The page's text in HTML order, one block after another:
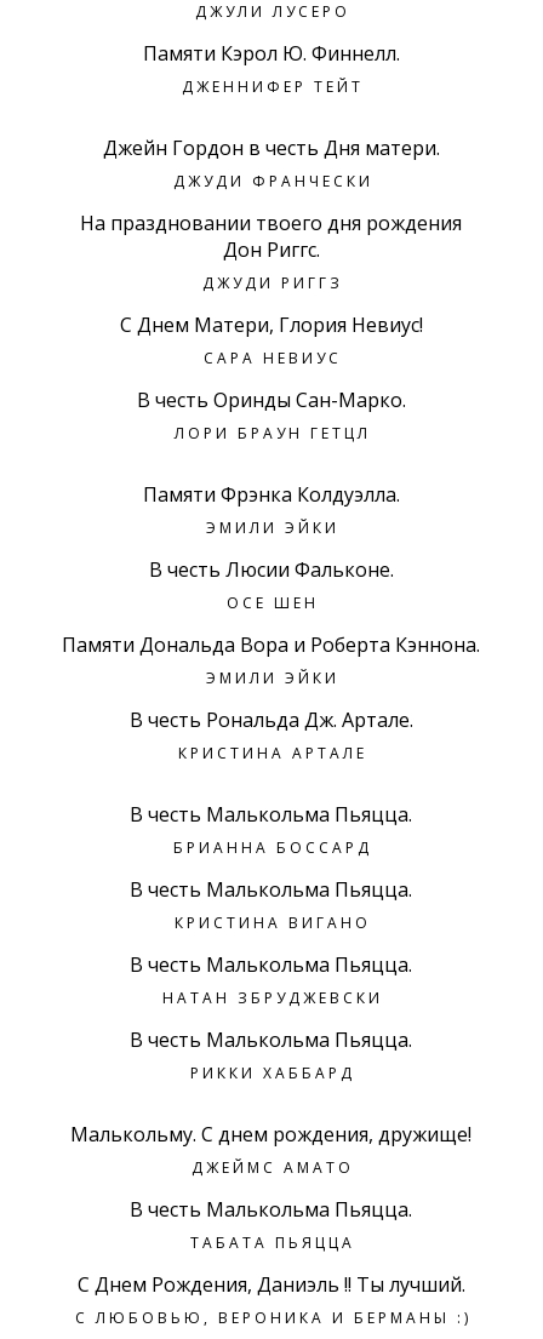
ДЖУЛИ ЛУСЕРО
Памяти Кэрол Ю. Финнелл.
ДЖЕННИФЕР ТЕЙТ
Джейн Гордон в честь Дня матери.
ДЖУДИ ФРАНЧЕСКИ
На праздновании твоего дня рождения
Дон Риггс.
ДЖУДИ РИГГЗ
С Днем Матери, Глория Невиус!
САРА НЕВИУС
В честь Оринды Сан-Марко.
ЛОРИ БРАУН ГЕТЦЛ
Памяти Фрэнка Колдуэлла.
ЭМИЛИ ЭЙКИ
В честь Люсии Фальконе.
ОСЕ ШЕН
Памяти Дональда Вора и Роберта Кэннона.
ЭМИЛИ ЭЙКИ
В честь Рональда Дж. Артале.
КРИСТИНА АРТАЛЕ
В честь Малькольма Пьяцца.
БРИАННА БОССАРД
В честь Малькольма Пьяцца.
КРИСТИНА ВИГАНО
В честь Малькольма Пьяцца.
НАТАН ЗБРУДЖЕВСКИ
В честь Малькольма Пьяцца.
РИККИ ХАББАРД
Малькольму. С днем рождения, дружище!
ДЖЕЙМС АМАТО
В честь Малькольма Пьяцца.
ТАБАТА ПЬЯЦЦА
С Днем Рождения, Даниэль !! Ты лучший.
С ЛЮБОВЬЮ, ВЕРОНИКА И БЕРМАНЫ :)